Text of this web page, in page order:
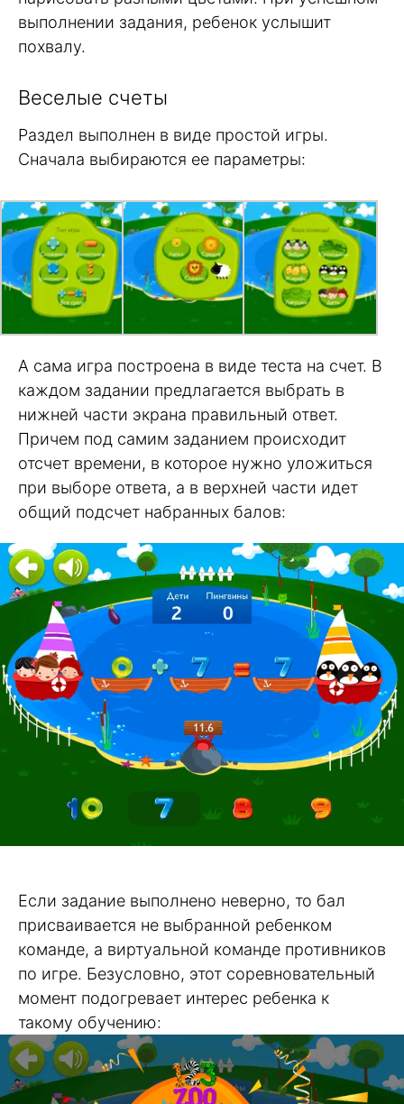
выполнении задания, ребенок услышит
похвалу.
Веселые счеты
Раздел выполнен в виде простой игры.
Сначала выбираются ее параметры:
А сама игра построена в виде теста на счет. В
каждом задании предлагается выбрать в
нижней части экрана правильный ответ.
Причем под самим заданием происходит
отсчет времени, в которое нужно уложиться
при выборе ответа, а в верхней части идет
общий подсчет набранных балов:
Если задание выполнено неверно, то бал
присваивается не выбранной ребенком
команде, а виртуальной команде противников
по игре. Безусловно, этот соревновательный
момент подогревает интерес ребенка к
такому обучению: